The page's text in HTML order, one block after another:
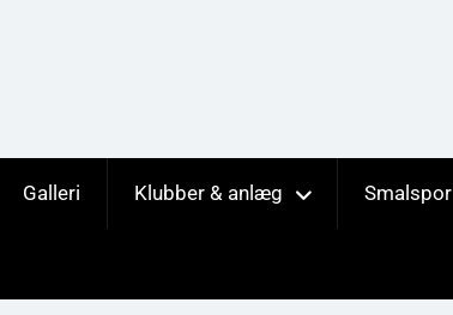
Galleri Klubber & anlæg Smalspor